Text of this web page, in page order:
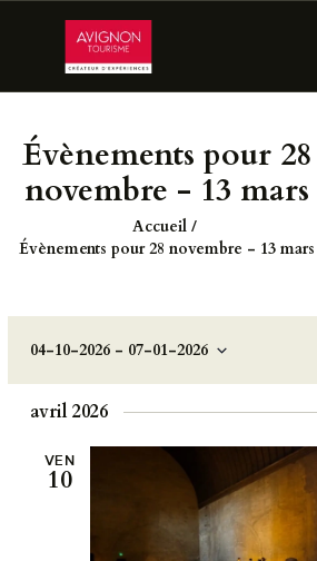
Évènements pour 28
novembre - 13 mars
Accueil
Évènements pour 28 novembre - 13 mars
ACCUEIL
RÉSERVER
PRÉPARER MA VISITE
LES JARDINS
PONTIFICAUX
LES COULISSES DU
PALAIS
AGENDA
04-10-2026 - 07-01-2026
lavril 2026
VEN
10